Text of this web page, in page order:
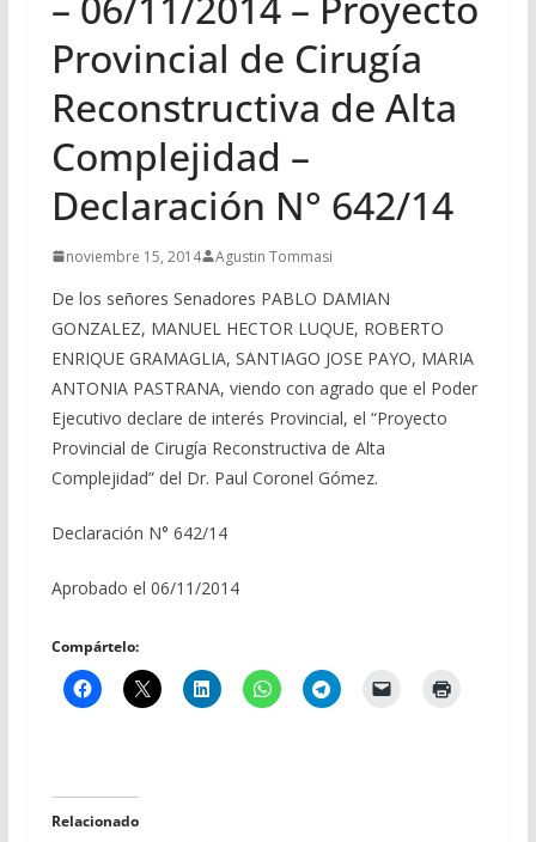
Provincial de Cirugía
Reconstructiva de Alta
Complejidad –
Declaración N° 642/14
noviembre 15, 2014 Agustin Tommasi
De los señores Senadores PABLO DAMIAN
GONZALEZ, MANUEL HECTOR LUQUE, ROBERTO
ENRIQUE GRAMAGLIA, SANTIAGO JOSE PAYO, MARIA
ANTONIA PASTRANA, viendo con agrado que el Poder
Ejecutivo declare de interés Provincial, el “Proyecto
Provincial de Cirugía Reconstructiva de Alta
Complejidad” del Dr. Paul Coronel Gómez.
Declaración N° 642/14
Aprobado el 06/11/2014
Compártelo:
Relacionado